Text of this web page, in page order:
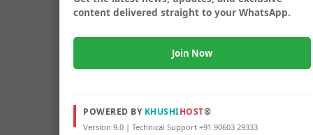
content delivered straight to your WhatsApp.
Join Now
POWERED BY KHUSHIHOST®
Version 9.0 | Technical Support +91 90603 29333